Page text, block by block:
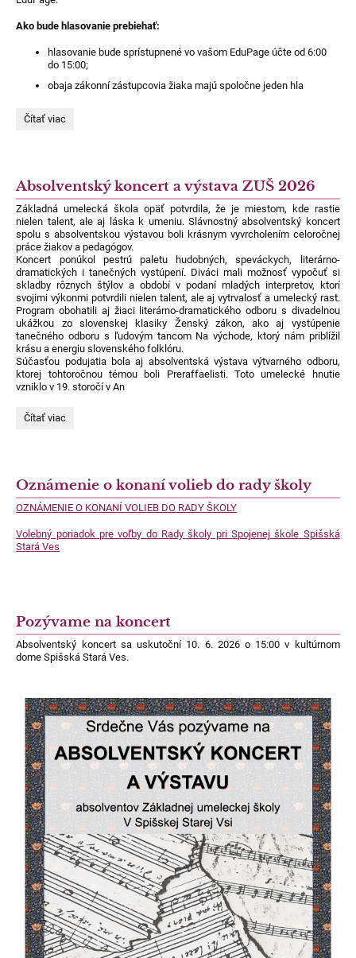
Ako bude hlasovanie prebiehať:
hlasovanie bude sprístupnené vo vašom EduPage účte od 6:00
do 15:00;
obaja zákonní zástupcovia žiaka majú spoločne jeden hla
Hlasovanie
EduPage:
Čítať viac
Absolventský koncert a výstava ZUŠ 2026
Základná umelecká škola opäť potvrdila, že je miestom, kde rastie
nielen talent, ale aj láska k umeniu. Slávnostný absolventský koncert
spolu s absolventskou výstavou boli krásnym vyvrcholením celoročnej
práce žiakov a pedagógov.
Koncert ponúkol pestrú paletu hudobných, speváckych, literárno-
dramatických i tanečných vystúpení. Diváci mali možnosť vypočuť si
skladby rôznych štýlov a období v podaní mladých interpretov, ktorí
svojimi výkonmi potvrdili nielen talent, ale aj vytrvalosť a umelecký rast.
Program obohatili aj žiaci literárno-dramatického odboru s divadelnou
ukážkou zo slovenskej klasiky Ženský zákon, ako aj vystúpenie
tanečného odboru s ľudovým tancom Na východe, ktorý nám priblížil
krásu a energiu slovenského folklóru.
Súčasťou podujatia bola aj absolventská výstava výtvarného odboru,
ktorej tohtoročnou témou boli Preraffaelisti. Toto umelecké hnutie
vzniklo v 19. storočí v An
Absolventský
2026:
Čítať viac
Oznámenie o konaní volieb do rady školy
OZNÁMENIE O KONANÍ VOLIEB DO RADY ŠKOLY
Volebný poriadok pre voľby do Rady školy pri Spojenej škole Spišská
Stará Ves
Pozývame na koncert
Absolventský koncert sa uskutoční 10. 6. 2026 o 15:00 v kultúrnom
dome Spišská Stará Ves.